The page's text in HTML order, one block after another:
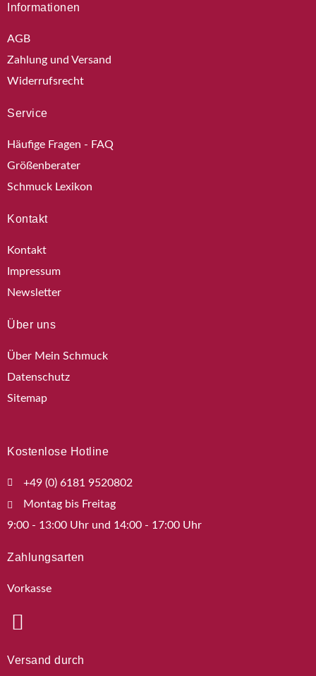
Informationen
AGB
Zahlung und Versand
Widerrufsrecht
Service
Häufige Fragen - FAQ
Größenberater
Schmuck Lexikon
Kontakt
Kontakt
Impressum
Newsletter
Über uns
Über Mein Schmuck
Datenschutz
Sitemap
Kostenlose Hotline
+49 (0) 6181 9520802
Montag bis Freitag
9:00 - 13:00 Uhr und 14:00 - 17:00 Uhr
Zahlungsarten
Vorkasse
Versand durch